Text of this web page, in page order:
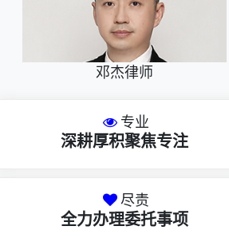
邓杰律师
专业
深耕厚积聚焦专注
尽责
全力办理委托事项